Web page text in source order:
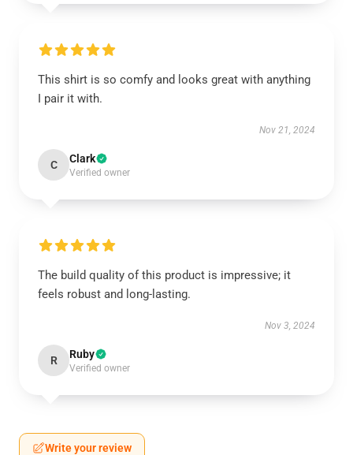
This shirt is so comfy and looks great with anything
I pair it with.
Nov 21, 2024
C Clark
Verified owner
The build quality of this product is impressive; it
feels robust and long-lasting.
Nov 3, 2024
R Ruby
Verified owner
Write your review